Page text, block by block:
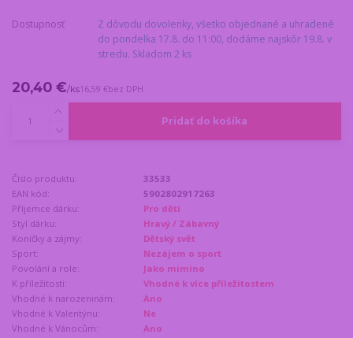
Dostupnosť
Z dôvodu dovolenky, všetko objednané a uhradené
do pondelka 17.8. do 11:00, dodáme najskôr 19.8. v
stredu. Skladom 2 ks
20,40 €/ks16,59 €bez DPH
Pridať do košíka
Číslo produktu:
33533
EAN kód:
5902802917263
Příjemce dárku:
Pro děti
Styl dárku:
Hravý / Zábavný
Koníčky a zájmy:
Dětský svět
Sport:
Nezájem o sport
Povolání a role:
Jako mimino
K příležitosti:
Vhodné k více příležitostem
Vhodné k narozeninám:
Ano
Vhodné k Valentýnu:
Ne
Vhodné k Vánocům:
Ano